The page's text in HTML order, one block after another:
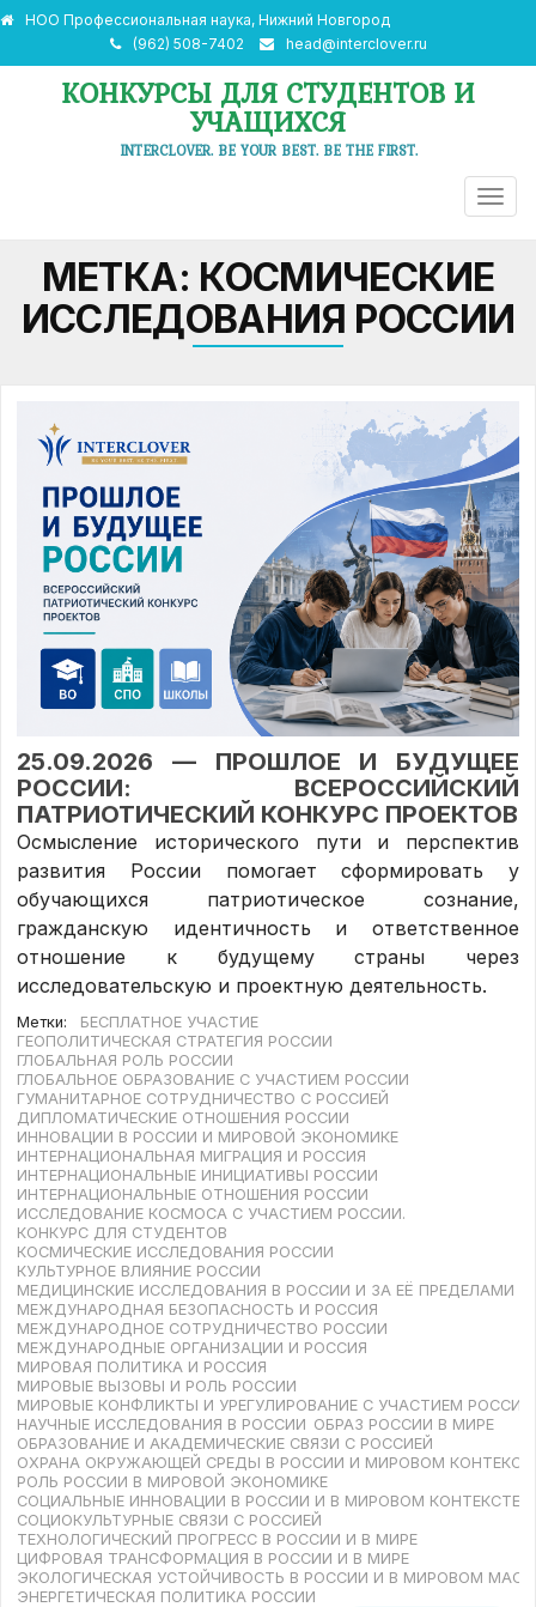
НОО Профессиональная наука, Нижний Новгород
(962) 508-7402
head@interclover.ru
КОНКУРСЫ ДЛЯ СТУДЕНТОВ И
УЧАЩИХСЯ
INTERCLOVER. BE YOUR BEST. BE THE FIRST.
МЕТКА: КОСМИЧЕСКИЕ
ИССЛЕДОВАНИЯ РОССИИ
25.09.2026 — ПРОШЛОЕ И БУДУЩЕЕ
РОССИИ: ВСЕРОССИЙСКИЙ
ПАТРИОТИЧЕСКИЙ КОНКУРС ПРОЕКТОВ
Осмысление исторического пути и перспектив
развития России помогает сформировать у
обучающихся патриотическое сознание,
гражданскую идентичность и ответственное
отношение к будущему страны через
исследовательскую и проектную деятельность.
Метки:
БЕСПЛАТНОЕ УЧАСТИЕ
ГЕОПОЛИТИЧЕСКАЯ СТРАТЕГИЯ РОССИИ
ГЛОБАЛЬНАЯ РОЛЬ РОССИИ
ГЛОБАЛЬНОЕ ОБРАЗОВАНИЕ С УЧАСТИЕМ РОССИИ
ГУМАНИТАРНОЕ СОТРУДНИЧЕСТВО С РОССИЕЙ
ДИПЛОМАТИЧЕСКИЕ ОТНОШЕНИЯ РОССИИ
ИННОВАЦИИ В РОССИИ И МИРОВОЙ ЭКОНОМИКЕ
ИНТЕРНАЦИОНАЛЬНАЯ МИГРАЦИЯ И РОССИЯ
ИНТЕРНАЦИОНАЛЬНЫЕ ИНИЦИАТИВЫ РОССИИ
ИНТЕРНАЦИОНАЛЬНЫЕ ОТНОШЕНИЯ РОССИИ
ИССЛЕДОВАНИЕ КОСМОСА С УЧАСТИЕМ РОССИИ.
КОНКУРС ДЛЯ СТУДЕНТОВ
КОСМИЧЕСКИЕ ИССЛЕДОВАНИЯ РОССИИ
КУЛЬТУРНОЕ ВЛИЯНИЕ РОССИИ
МЕДИЦИНСКИЕ ИССЛЕДОВАНИЯ В РОССИИ И ЗА ЕЁ ПРЕДЕЛАМИ
МЕЖДУНАРОДНАЯ БЕЗОПАСНОСТЬ И РОССИЯ
МЕЖДУНАРОДНОЕ СОТРУДНИЧЕСТВО РОССИИ
МЕЖДУНАРОДНЫЕ ОРГАНИЗАЦИИ И РОССИЯ
МИРОВАЯ ПОЛИТИКА И РОССИЯ
МИРОВЫЕ ВЫЗОВЫ И РОЛЬ РОССИИ
МИРОВЫЕ КОНФЛИКТЫ И УРЕГУЛИРОВАНИЕ С УЧАСТИЕМ РОССИИ
НАУЧНЫЕ ИССЛЕДОВАНИЯ В РОССИИ ОБРАЗ РОССИИ В МИРЕ
ОБРАЗОВАНИЕ И АКАДЕМИЧЕСКИЕ СВЯЗИ С РОССИЕЙ
ОХРАНА ОКРУЖАЮЩЕЙ СРЕДЫ В РОССИИ И МИРОВОМ
РОЛЬ РОССИИ В МИРОВОЙ ЭКОНОМИКЕ
СОЦИАЛЬНЫЕ ИННОВАЦИИ В РОССИИ И В МИРОВОМ КОНТЕКСТЕ
СОЦИОКУЛЬТУРНЫЕ СВЯЗИ С РОССИЕЙ
ТЕХНОЛОГИЧЕСКИЙ ПРОГРЕСС В РОССИИ И В МИРЕ
ЦИФРОВАЯ ТРАНСФОРМАЦИЯ В РОССИИ И В МИРЕ
ЭКОЛОГИЧЕСКАЯ УСТОЙЧИВОСТЬ В РОССИИ И В МИРОВОМ
ЭНЕРГЕТИЧЕСКАЯ ПОЛИТИКА РОССИИ